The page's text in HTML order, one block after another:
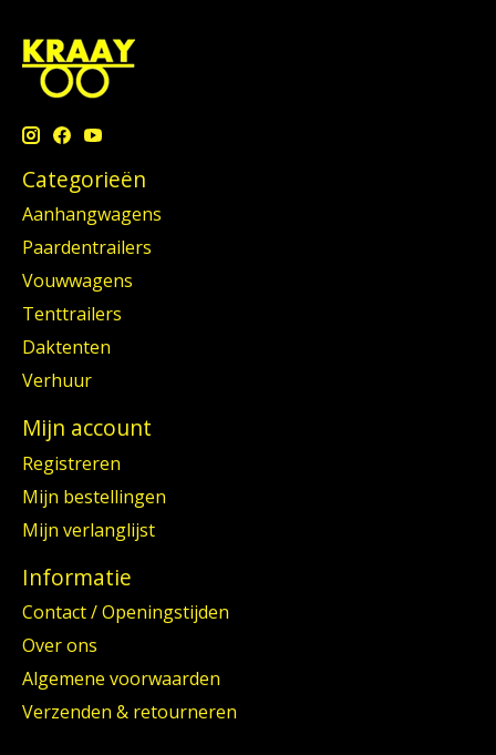
Categorieën
Aanhangwagens
Paardentrailers
Vouwwagens
Tenttrailers
Daktenten
Verhuur
Mijn account
Registreren
Mijn bestellingen
Mijn verlanglijst
Informatie
Contact / Openingstijden
Over ons
Algemene voorwaarden
Verzenden & retourneren